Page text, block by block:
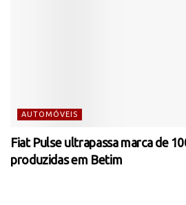
AUTOMÓVEIS
Fiat Pulse ultrapassa marca de
produzidas em Betim